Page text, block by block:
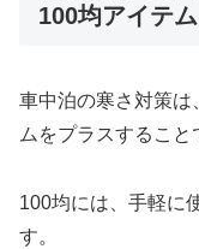
100均アイテム
車中泊の寒さ対策は
ムをプラスすること
100均には、手軽に
す。